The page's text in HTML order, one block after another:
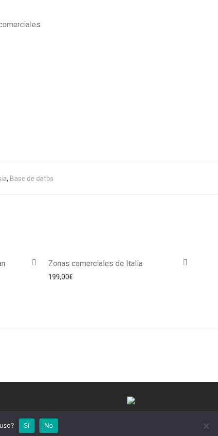
, Base de datos
Zonas comerciales de Italia
199,00€
Sí No